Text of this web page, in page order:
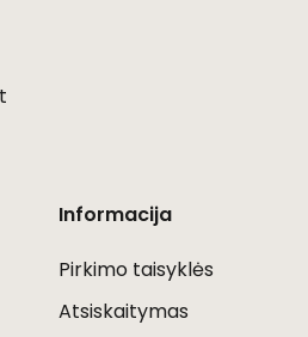
Informacija
Pirkimo taisyklės
Atsiskaitymas